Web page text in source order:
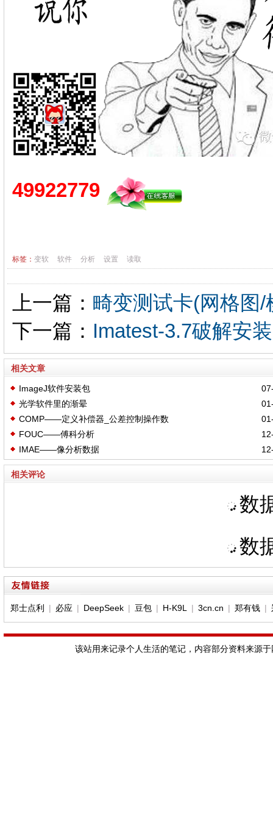
49922779
标签： 变软 软件 分析 设置 读取
上一篇： 畸变测试卡(网格图/
下一篇： Imatest-3.7破解安装
相关文章
ImageJ软件安装包
光学软件里的渐晕
COMP——定义补偿器_公差控制操作数
FOUC——傅科分析
IMAE——像分析数据
相关评论
数
数
郑士点利 | 必应 | DeepSeek| 豆包| H-K9L | 3cn.cn | 郑有钱|
该站用来记录个人生活的笔记，内容部分资料来源